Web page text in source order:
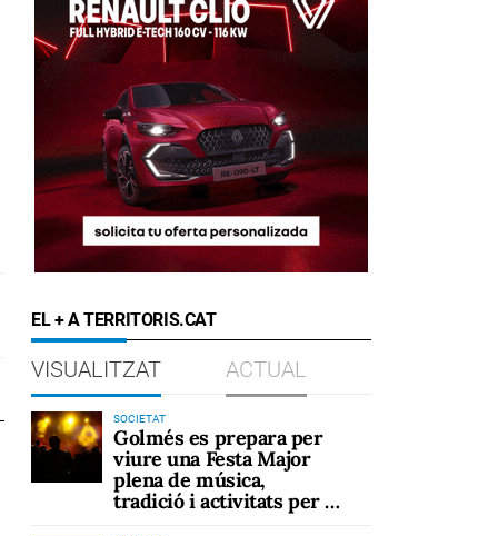
EL + A TERRITORIS.CAT
VISUALITZAT ACTUAL
SOCIETAT
Golmés es prepara per
viure una Festa Major
plena de música,
tradició i activitats per a